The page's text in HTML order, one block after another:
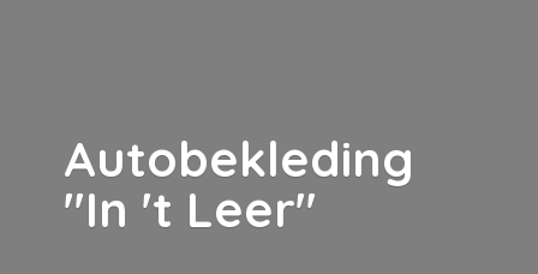
Autobekleding
"In 't Leer"